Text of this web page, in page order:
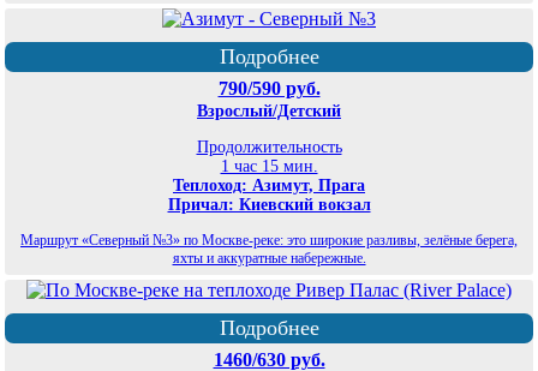
Подробнее
790/590 руб.
Взрослый/Детский
Продолжительность
1 час 15 мин.
Теплоход: Азимут, Прага
Причал: Киевский вокзал
Маршрут «Северный №3» по Москве-реке: это широкие разливы, зелёные берега,
яхты и аккуратные набережные.
Подробнее
1460/630 руб.